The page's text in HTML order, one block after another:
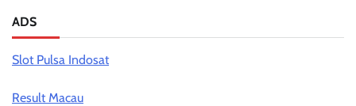
ADS
Slot Pulsa Indosat
Result Macau